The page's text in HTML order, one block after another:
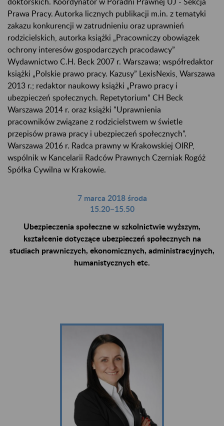
Prawa Pracy. Autorka licznych publikacji m.in. z tematyki
zakazu konkurencji w zatrudnieniu oraz uprawnień
rodzicielskich, autorka książki „Pracowniczy obowiązek
ochrony interesów gospodarczych pracodawcy”
Wydawnictwo C.H. Beck 2007 r. Warszawa; współredaktor
książki „Polskie prawo pracy. Kazusy” LexisNexis, Warszawa
2013 r.; redaktor naukowy książki „Prawo pracy i
ubezpieczeń społecznych. Repetytorium” CH Beck
Warszawa 2014 r. oraz książki "Uprawnienia
pracowników związane z rodzicielstwem w świetle
przepisów prawa pracy i ubezpieczeń społecznych".
Warszawa 2016 r. Radca prawny w Krakowskiej OIRP,
wspólnik w Kancelarii Radców Prawnych Czerniak Rogóż
Spółka Cywilna w Krakowie.
7 marca 2018 środa
15.20−15.50
Ubezpieczenia społeczne w szkolnictwie wyższym,
kształcenie dotyczące ubezpieczeń społecznych na
studiach prawniczych, ekonomicznych, administracyjnych,
humanistycznych etc.